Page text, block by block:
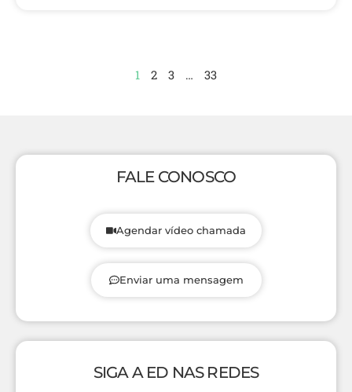
1 2 3 … 33
FALE CONOSCO
Agendar vídeo chamada
Enviar uma mensagem
SIGA A ED NAS REDES